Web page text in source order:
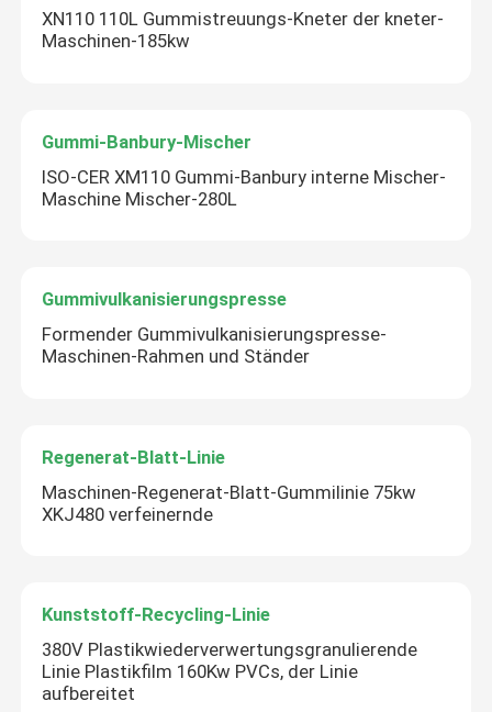
XN110 110L Gummistreuungs-Kneter der kneter-
Maschinen-185kw
Gummi-Banbury-Mischer
ISO-CER XM110 Gummi-Banbury interne Mischer-
Maschine Mischer-280L
Gummivulkanisierungspresse
Formender Gummivulkanisierungspresse-
Maschinen-Rahmen und Ständer
Regenerat-Blatt-Linie
Maschinen-Regenerat-Blatt-Gummilinie 75kw
XKJ480 verfeinernde
Kunststoff-Recycling-Linie
380V Plastikwiederverwertungsgranulierende
Linie Plastikfilm 160Kw PVCs, der Linie
aufbereitet